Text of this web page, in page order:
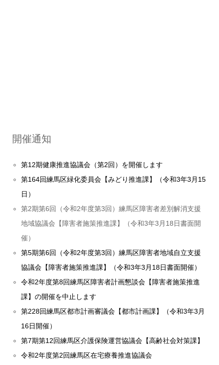
開催通知
第12期健康推進協議会（第2回）を開催します
第164回練馬区緑化委員会【みどり推進課】（令和3年3月15
日）
第2期第6回（令和2年度第3回）練馬区障害者差別解消支援
地域協議会【障害者施策推進課】（令和3年3月18日書面開
催）
第5期第6回（令和2年度第3回）練馬区障害者地域自立支援
協議会【障害者施策推進課】（令和3年3月18日書面開催）
令和2年度第8回練馬区障害者計画懇談会【障害者施策推進
課】の開催を中止します
第228回練馬区都市計画審議会【都市計画課】（令和3年3月
16日開催）
第7期第12回練馬区介護保険運営協議会【高齢社会対策課】
令和2年度第2回練馬区在宅療養推進協議会